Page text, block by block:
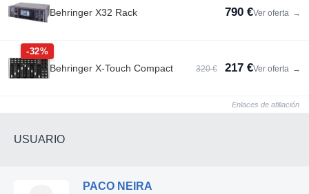
Behringer X32 Rack 790 €Ver oferta →
-32%
Behringer X-Touch Compact 320 € 217 €Ver oferta →
Enlaces de afiliación
USUARIO
PACO NEIRA